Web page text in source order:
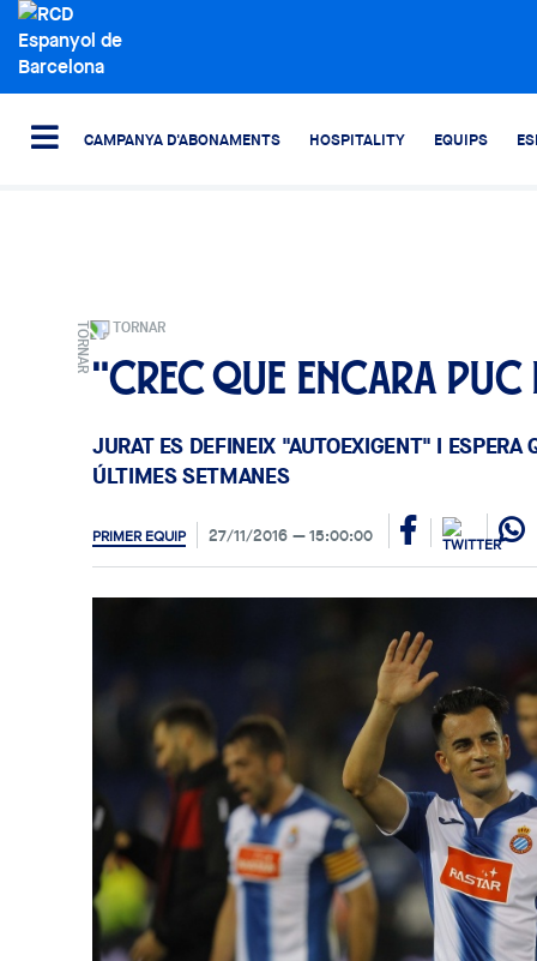
CAMPANYA D'ABONAMENTS HOSPITALITY EQUIPS
TORNAR
"Crec que encara
JURAT ES DEFINEIX "AUTOEXIGENT" I ESPERA
ÚLTIMES SETMANES
PRIMER EQUIP 27/11/2016 15:00:00